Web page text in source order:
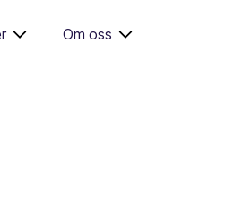
Om oss